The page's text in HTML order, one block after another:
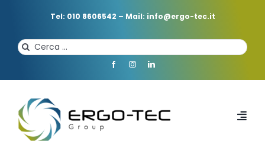
Tel: 010 8606542 – Mail: info@ergo-tec.it
Cerca
per: